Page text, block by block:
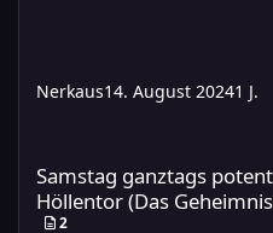
Nerkaus14. August 20241 J.
Samstag ganztags
Höllentor (Das
2